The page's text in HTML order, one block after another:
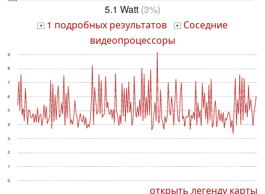
5.1 Watt (3%)
+ 1 подробных результатов + Соседние
видеопроцессоры
0
1
2
3
4
5
6
7
8
9
открыть легенду карты